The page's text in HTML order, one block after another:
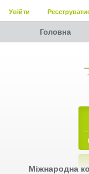
Увійти
Головна
Міжнародна